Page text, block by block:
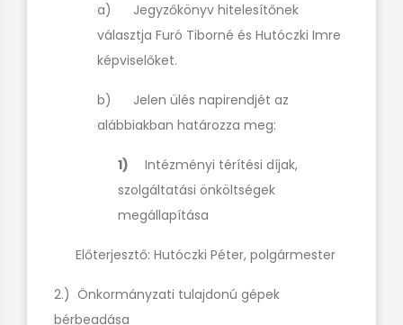
a) Jegyzőkönyv hitelesítőnek
választja Furó Tiborné és Hutóczki Imre
képviselőket.
b) Jelen ülés napirendjét az
alábbiakban határozza meg:
1)Intézményi térítési díjak,
szolgáltatási önköltségek
megállapítása
Előterjesztő: Hutóczki Péter, polgármester
2.) Önkormányzati tulajdonú gépek
bérbeadása